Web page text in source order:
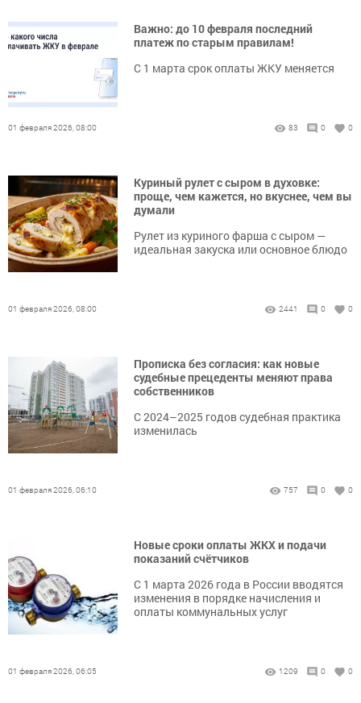
Важно: до 10 февраля последний
платеж по старым правилам!
С 1 марта срок оплаты ЖКУ меняется
01 февраля 2026, 08:00 83 0 0
Куриный рулет с сыром в духовке:
проще, чем кажется, но вкуснее, чем вы
думали
Рулет из куриного фарша с сыром —
идеальная закуска или основное блюдо
01 февраля 2026, 08:00 2441 0 0
Прописка без согласия: как новые
судебные прецеденты меняют права
собственников
С 2024–2025 годов судебная практика
изменилась
01 февраля 2026, 06:10 757 0 0
Новые сроки оплаты ЖКХ и подачи
показаний счётчиков
С 1 марта 2026 года в России вводятся
изменения в порядке начисления и
оплаты коммунальных услуг
01 февраля 2026, 06:05 1209 0 0